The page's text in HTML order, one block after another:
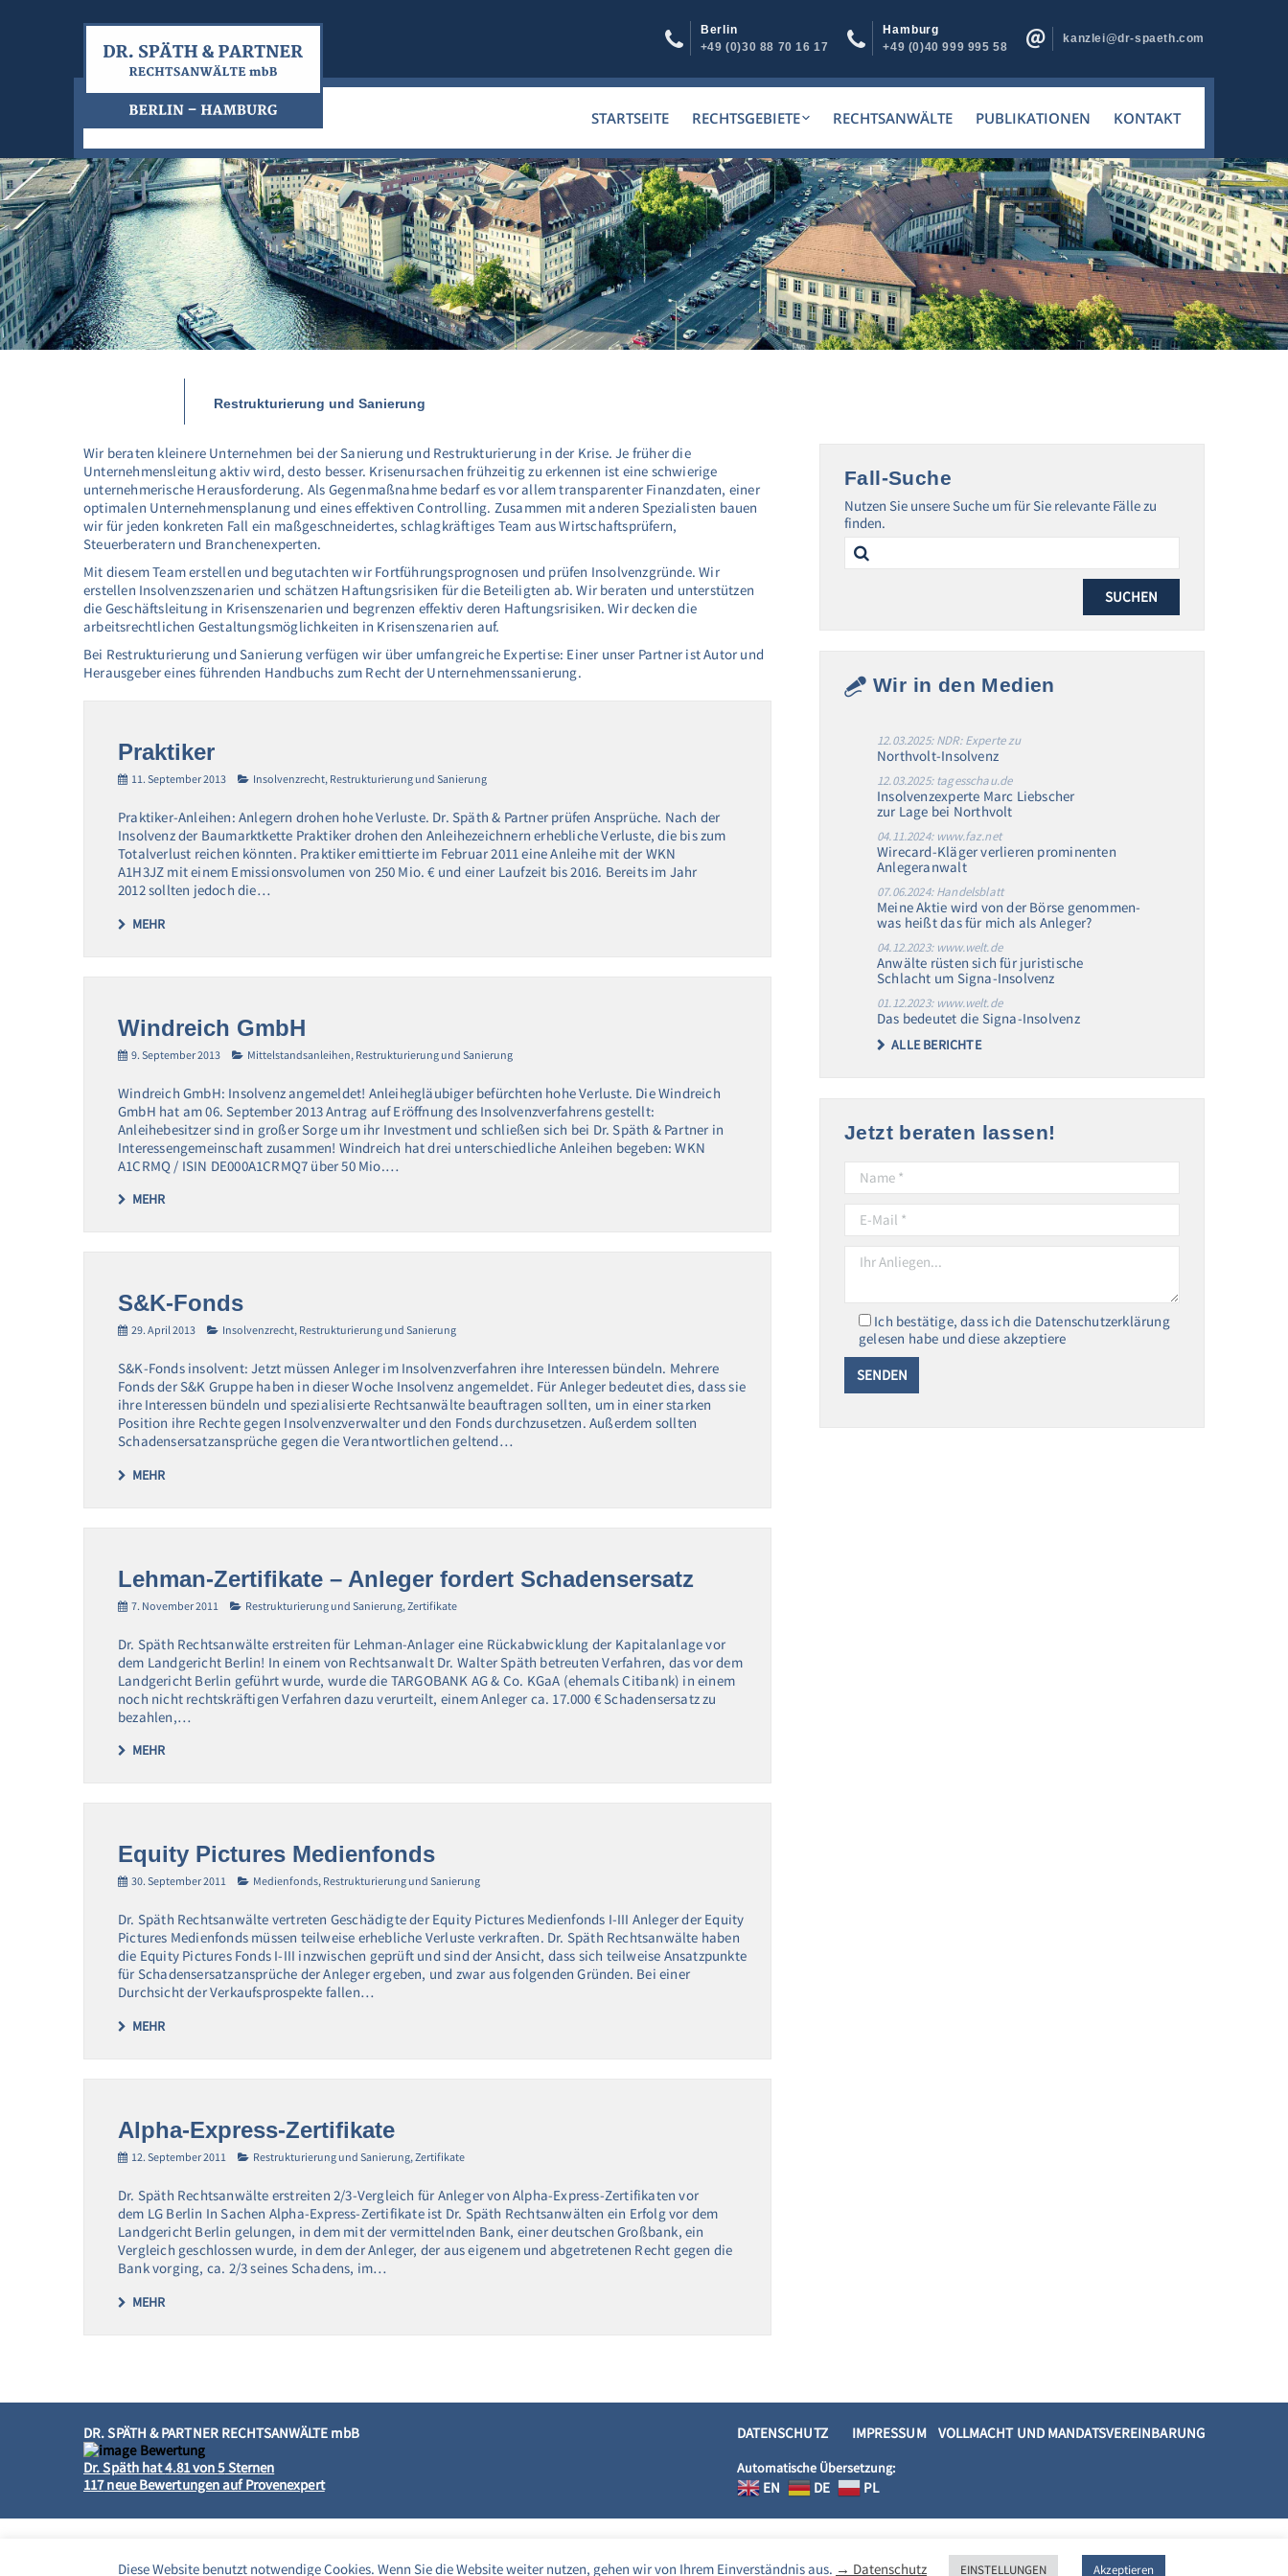
Berlin
+49 (0)30 88 70 16 17
Hamburg
+49 (0)40 999 995 58
kanzlei@dr-spaeth.com
STARTSEITE RECHTSGEBIETE RECHTSANWÄLTE PUBLIKATIONEN KONTAKT
Restrukturierung und Sanierung
Wir beraten kleinere Unternehmen bei der Sanierung und Restrukturierung in der Krise. Je früher die
Unternehmensleitung aktiv wird, desto besser. Krisenursachen frühzeitig zu erkennen ist eine schwierige
unternehmerische Herausforderung. Als Gegenmaßnahme bedarf es vor allem transparenter Finanzdaten, einer
optimalen Unternehmensplanung und eines effektiven Controlling. Zusammen mit anderen Spezialisten bauen
wir für jeden konkreten Fall ein maßgeschneidertes, schlagkräftiges Team aus Wirtschaftsprüfern,
Steuerberatern und Branchenexperten.
Mit diesem Team erstellen und begutachten wir Fortführungsprognosen und prüfen Insolvenzgründe. Wir
erstellen Insolvenzszenarien und schätzen Haftungsrisiken für die Beteiligten ab. Wir beraten und unterstützen
die Geschäftsleitung in Krisenszenarien und begrenzen effektiv deren Haftungsrisiken. Wir decken die
arbeitsrechtlichen Gestaltungsmöglichkeiten in Krisenszenarien auf.
Bei Restrukturierung und Sanierung verfügen wir über umfangreiche Expertise: Einer unser Partner ist Autor und
Herausgeber eines führenden Handbuchs zum Recht der Unternehmenssanierung.
Praktiker
11. September 2013 Insolvenzrecht, Restrukturierung und Sanierung
Praktiker-Anleihen: Anlegern drohen hohe Verluste. Dr. Späth & Partner prüfen Ansprüche. Nach der
Insolvenz der Baumarktkette Praktiker drohen den Anleihezeichnern erhebliche Verluste, die bis zum
Totalverlust reichen könnten. Praktiker emittierte im Februar 2011 eine Anleihe mit der WKN
A1H3JZ mit einem Emissionsvolumen von 250 Mio. € und einer Laufzeit bis 2016. Bereits im Jahr
2012 sollten jedoch die…
MEHR
Windreich GmbH
9. September 2013 Mittelstandsanleihen, Restrukturierung und Sanierung
Windreich GmbH: Insolvenz angemeldet! Anleihegläubiger befürchten hohe Verluste. Die Windreich
GmbH hat am 06. September 2013 Antrag auf Eröffnung des Insolvenzverfahrens gestellt:
Anleihebesitzer sind in großer Sorge um ihr Investment und schließen sich bei Dr. Späth & Partner in
Interessengemeinschaft zusammen! Windreich hat drei unterschiedliche Anleihen begeben: WKN
A1CRMQ / ISIN DE000A1CRMQ7 über 50 Mio.…
MEHR
S&K-Fonds
29. April 2013 Insolvenzrecht, Restrukturierung und Sanierung
S&K-Fonds insolvent: Jetzt müssen Anleger im Insolvenzverfahren ihre Interessen bündeln. Mehrere
Fonds der S&K Gruppe haben in dieser Woche Insolvenz angemeldet. Für Anleger bedeutet dies, dass sie
ihre Interessen bündeln und spezialisierte Rechtsanwälte beauftragen sollten, um in einer starken
Position ihre Rechte gegen Insolvenzverwalter und den Fonds durchzusetzen. Außerdem sollten
Schadensersatzansprüche gegen die Verantwortlichen geltend…
MEHR
Lehman-Zertifikate – Anleger fordert Schadensersatz
7. November 2011 Restrukturierung und Sanierung, Zertifikate
Dr. Späth Rechtsanwälte erstreiten für Lehman-Anlager eine Rückabwicklung der Kapitalanlage vor
dem Landgericht Berlin! In einem von Rechtsanwalt Dr. Walter Späth betreuten Verfahren, das vor dem
Landgericht Berlin geführt wurde, wurde die TARGOBANK AG & Co. KGaA (ehemals Citibank) in einem
noch nicht rechtskräftigen Verfahren dazu verurteilt, einem Anleger ca. 17.000 € Schadensersatz zu
bezahlen,…
MEHR
Equity Pictures Medienfonds
30. September 2011 Medienfonds, Restrukturierung und Sanierung
Dr. Späth Rechtsanwälte vertreten Geschädigte der Equity Pictures Medienfonds I-III Anleger der Equity
Pictures Medienfonds müssen teilweise erhebliche Verluste verkraften. Dr. Späth Rechtsanwälte haben
die Equity Pictures Fonds I-III inzwischen geprüft und sind der Ansicht, dass sich teilweise Ansatzpunkte
für Schadensersatzansprüche der Anleger ergeben, und zwar aus folgenden Gründen. Bei einer
Durchsicht der Verkaufsprospekte fallen…
MEHR
Alpha-Express-Zertifikate
12. September 2011 Restrukturierung und Sanierung, Zertifikate
Dr. Späth Rechtsanwälte erstreiten 2/3-Vergleich für Anleger von Alpha-Express-Zertifikaten vor
dem LG Berlin In Sachen Alpha-Express-Zertifikate ist Dr. Späth Rechtsanwälten ein Erfolg vor dem
Landgericht Berlin gelungen, in dem mit der vermittelnden Bank, einer deutschen Großbank, ein
Vergleich geschlossen wurde, in dem der Anleger, der aus eigenem und abgetretenen Recht gegen die
Bank vorging, ca. 2/3 seines Schadens, im…
MEHR
Fall-Suche
Nutzen Sie unsere Suche um für Sie relevante Fälle zu
finden.
Search
for:
Wir in den Medien
12.03.2025: NDR: Experte zu
Northvolt-Insolvenz
12.03.2025: tagesschau.de
Insolvenzexperte Marc Liebscher
zur Lage bei Northvolt
04.11.2024: www.faz.net
Wirecard-Kläger verlieren prominenten
Anlegeranwalt
07.06.2024: Handelsblatt
Meine Aktie wird von der Börse genommen-
was heißt das für mich als Anleger?
04.12.2023: www.welt.de
Anwälte rüsten sich für juristische
Schlacht um Signa-Insolvenz
01.12.2023: www.welt.de
Das bedeutet die Signa-Insolvenz
ALLE BERICHTE
Jetzt beraten lassen!
Ich bestätige, dass ich die Datenschutzerklärung
gelesen habe und diese akzeptiere
DR. SPÄTH & PARTNER RECHTSANWÄLTE mbB
Dr. Späth hat4.81von5Sternen
117neue Bewertungen auf Provenexpert
DATENSCHUTZ IMPRESSUM VOLLMACHT UND MANDATSVEREINBARUNG
Automatische Übersetzung:
EN DE PL
Diese Website benutzt notwendige Cookies. Wenn Sie die Website weiter nutzen, gehen wir von Ihrem Einverständnis aus. → Datenschutz EINSTELLUNGEN Akzeptieren